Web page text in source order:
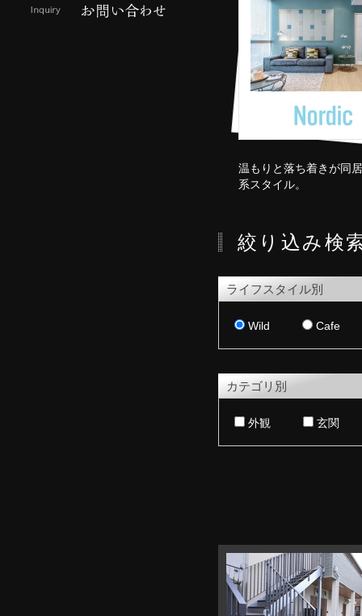
温もりと落ち着きが同
系スタイル。
絞り込み検
ライフスタイル別
Wild Cafe
カテゴリ別
外観 玄関